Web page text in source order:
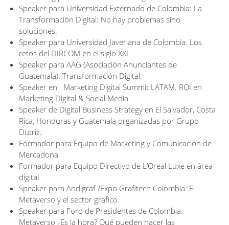
Speaker para Universidad Externado de Colombia: La
Transformación Digital: No hay problemas sino
soluciones.
Speaker para Universidad Javeriana de Colombia. Los
retos del DIRCOM en el siglo XXI.
Speaker para AAG (Asociación Anunciantes de
Guatemala). Transformación Digital.
Speaker en Marketing Digital Summit LATAM. ROI en
Marketing Digital & Social Media.
Speaker de Digital Business Strategy en El Salvador, Costa
Rica, Honduras y Guatemala organizadas por Grupo
Dutriz.
Formador para Equipo de Marketing y Comunicación de
Mercadona.
Formador para Equipo Directivo de L’Oreal Luxe en área
digital
Speaker para Andigraf /Expo Grafitech Colombia: El
Metaverso y el sector grafico.
Speaker para Foro de Presidentes de Colombia:
Metaverso ¿Es la hora? Qué pueden hacer las